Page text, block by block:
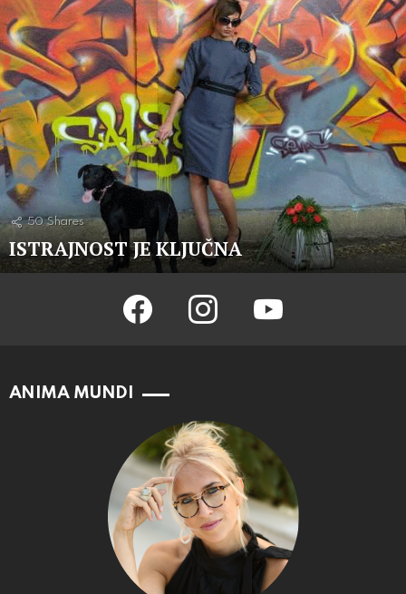
50 Shares
ISTRAJNOST JE KLJUČNA
facebook instagram youtube
ANIMA MUNDI